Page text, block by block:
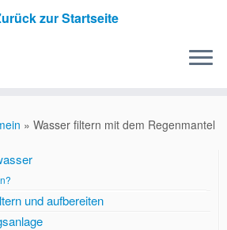
» Wasser filtern mit dem Regenmantel
und aufbereiten